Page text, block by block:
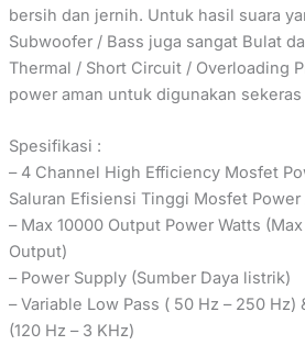
bersih dan jernih. Untuk hasil suara
Subwoofer / Bass juga sangat Bulat
Thermal / Short Circuit / Overloading
power aman untuk digunakan sekeras
Spesifikasi :
– 4 Channel High Efficiency Mosfet
Saluran Efisiensi Tinggi Mosfet
– Max 10000 Output Power Watts
Output)
– Power Supply (Sumber Daya listrik)
– Variable Low Pass ( 50 Hz – 250 Hz)
(120 Hz – 3 KHz)